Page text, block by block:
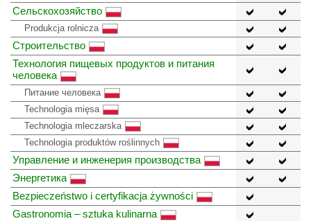
Сельскохозяйство
Produkcja rolnicza
Строительство
Технология пищевых продуктов и питания
человека
Питание человека
Technologia mięsa
Technologia mleczarska
Technologia produktów roślinnych
Управление и инженерия производства
Энергетика
Bezpieczeństwo i certyfikacja żywności
Gastronomia – sztuka kulinarna